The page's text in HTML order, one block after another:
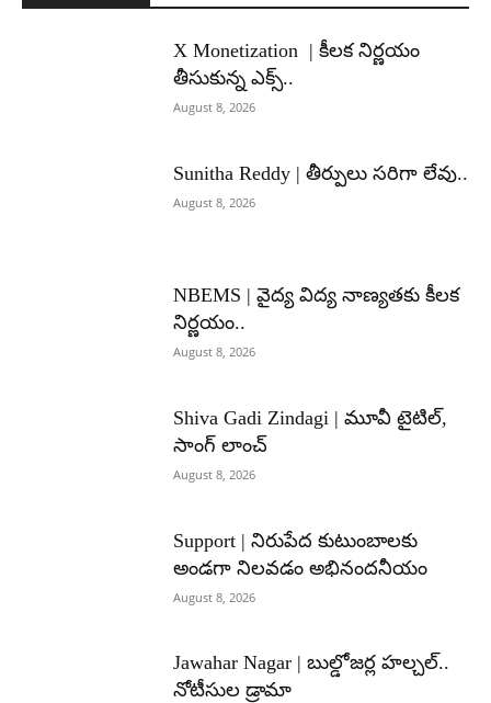
X Monetization | కీలక నిర్ణయం
తీసుకున్న ఎక్స్..
August 8, 2026
Sunitha Reddy | తీర్పులు సరిగా లేవు..
August 8, 2026
NBEMS | వైద్య విద్య నాణ్యతకు కీలక
నిర్ణయం..
August 8, 2026
Shiva Gadi Zindagi | మూవీ టైటిల్,
సాంగ్ లాంచ్
August 8, 2026
Support | నిరుపేద కుటుంబాలకు
అండగా నిలవడం అభినందనీయం
August 8, 2026
Jawahar Nagar | బుల్డోజర్ల హల్చల్..
నోటీసుల డ్రామా